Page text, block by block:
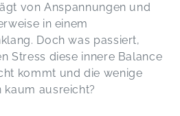
von Anspannungen und
in einem
Doch was passiert,
Stress diese innere Balance
kommt und die wenige
kaum ausreicht?